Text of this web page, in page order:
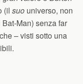
(il suo universo, non
Man) senza far
– visti sotto una